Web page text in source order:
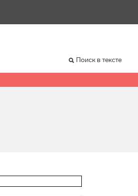
Поиск в тексте